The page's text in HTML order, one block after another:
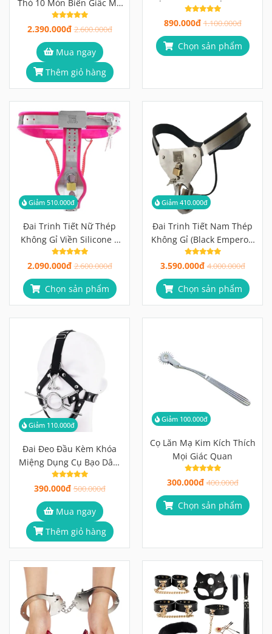
Thỏ 10 Món Biến Giấc Mơ
Roleplay Thành Hiện Thực
2.390.000đ 2.600.000đ
Mua ngay
Thêm giỏ hàng
Đá Sang Trọng, Dây Xích
Tháo Rời
890.000đ 1.100.000đ
Chọn sản phẩm
Giảm 510.000đ
Đai Trinh Tiết Nữ Thép
Không Gỉ Viền Silicone 2
Loại Tấm Chắn
2.090.000đ 2.600.000đ
Chọn sản phẩm
Giảm 410.000đ
Đai Trinh Tiết Nam Thép
Không Gỉ (Black Emperor)
Viền Cao Su, Lồng Ngắn 4-
5cm, Khóa Padlock
3.590.000đ 4.000.000đ
Chọn sản phẩm
Giảm 110.000đ
Đai Đeo Đầu Kèm Khóa
Miệng Dụng Cụ Bạo Dâm
Tích Hợp 3 Trong 1 Đỉnh
Cao
390.000đ 500.000đ
Mua ngay
Thêm giỏ hàng
Giảm 100.000đ
Cọ Lăn Mạ Kim Kích Thích
Mọi Giác Quan
300.000đ 400.000đ
Chọn sản phẩm